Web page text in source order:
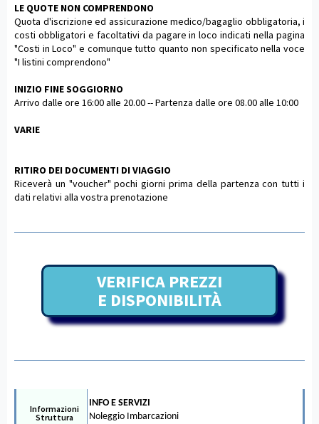
LE QUOTE NON COMPRENDONO
Quota d'iscrizione ed assicurazione medico/bagaglio obbligatoria, i
costi obbligatori e facoltativi da pagare in loco indicati nella pagina
"Costi in Loco" e comunque tutto quanto non specificato nella voce
"I listini comprendono"
INIZIO FINE SOGGIORNO
Arrivo dalle ore 16:00 alle 20.00 -- Partenza dalle ore 08.00 alle 10:00
VARIE
RITIRO DEI DOCUMENTI DI VIAGGIO
Riceverà un "voucher" pochi giorni prima della partenza con tutti i
dati relativi alla vostra prenotazione
VERIFICA PREZZI
E DISPONIBILITÀ
Informazioni
Struttura
INFO E SERVIZI
Noleggio Imbarcazioni